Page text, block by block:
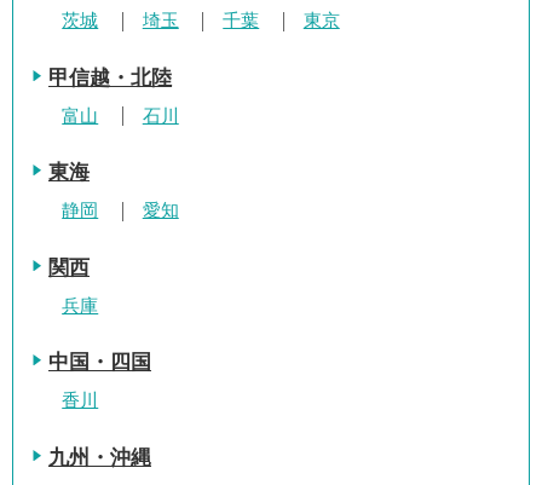
茨城 埼玉 千葉 東京
甲信越・北陸
富山 石川
東海
静岡 愛知
関西
兵庫
中国・四国
香川
九州・沖縄